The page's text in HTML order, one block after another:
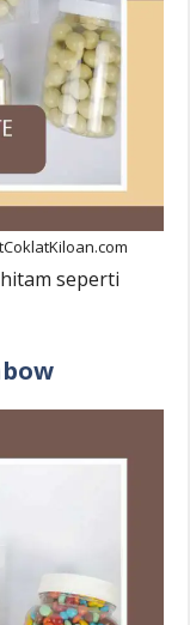
seperti